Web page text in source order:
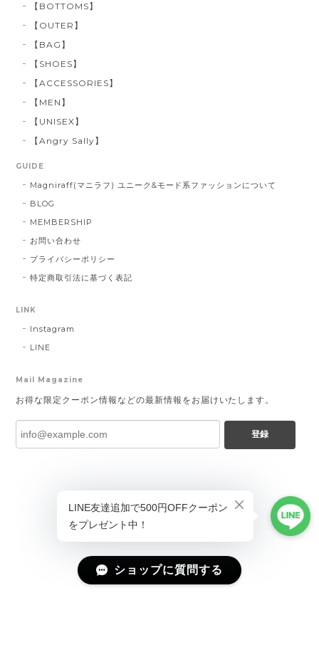
【BOTTOMS】
【OUTER】
【BAG】
【SHOES】
【ACCESSORIES】
【MEN】
【UNISEX】
【Angry Sally】
GUIDE
Magniraff(マニラフ) ユニーク&モード系ファッションについて
BLOG
MEMBERSHIP
お問い合わせ
プライバシーポリシー
特定商取引法に基づく表記
LINK
Instagram
LINE
Mail Magazine
お得な限定クーポン情報などの最新情報をお届けいたします。
登録
ショップに質問する